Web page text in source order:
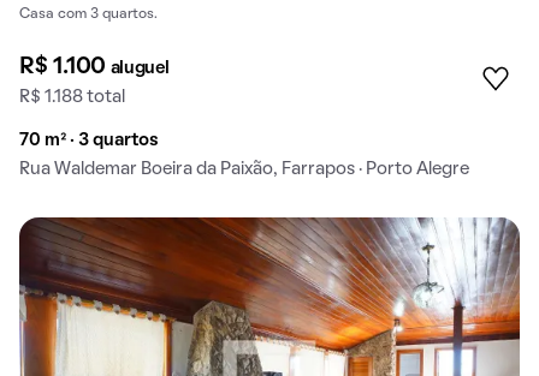
Casa com 3 quartos.
R$ 1.100 aluguel
R$ 1.188 total
70 m² · 3 quartos
Rua Waldemar Boeira da Paixão, Farrapos · Porto Alegre